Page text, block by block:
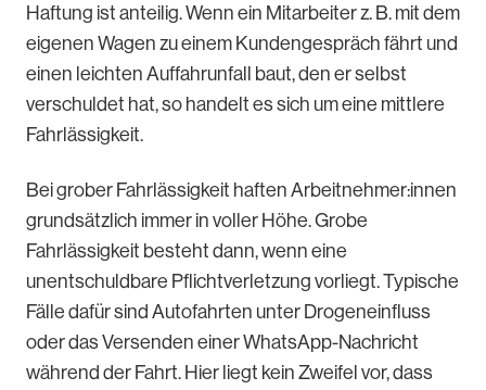
Haftung ist anteilig. Wenn ein Mitarbeiter z. B. mit dem
eigenen Wagen zu einem Kundengespräch fährt und
einen leichten Auffahrunfall baut, den er selbst
verschuldet hat, so handelt es sich um eine mittlere
Fahrlässigkeit.
Bei grober Fahrlässigkeit haften Arbeitnehmer:innen
grundsätzlich immer in voller Höhe. Grobe
Fahrlässigkeit besteht dann, wenn eine
unentschuldbare Pflichtverletzung vorliegt. Typische
Fälle dafür sind Autofahrten unter Drogeneinfluss
oder das Versenden einer WhatsApp-Nachricht
während der Fahrt. Hier liegt kein Zweifel vor, dass